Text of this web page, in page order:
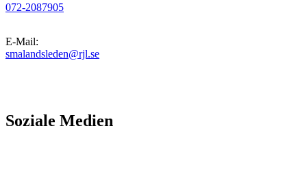
072-2087905
E-Mail:
smalandsleden@rjl.se
Soziale Medien